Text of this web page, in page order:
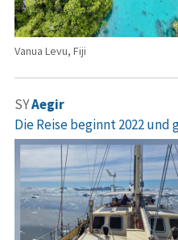
Vanua Levu, Fiji
SYAegir
Die Reise beginnt 2022 und